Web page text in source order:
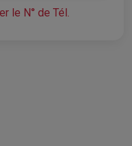
le N° de Tél.